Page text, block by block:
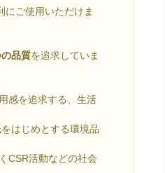
にご使用いただけま
品質を追求していま
感を追求する、生活
はじめとする環境品
CSR活動などの社会